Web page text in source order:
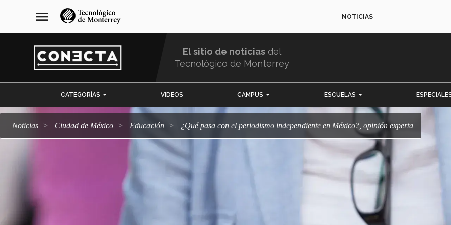
navegación
principal
menu NOTICIAS
El sitio de noticias del
Tecnológico de Monterrey
CATEGORÍAS VIDEOS CAMPUS ESCUELAS
Noticias Ciudad de México Educación ¿Qué pasa con el periodismo independiente en México?, opinión experta